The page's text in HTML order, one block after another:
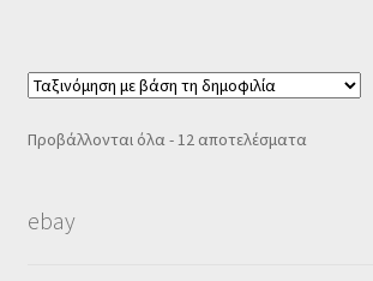
Προβάλλονται όλα - 12 αποτελέσματαSorted
ebay